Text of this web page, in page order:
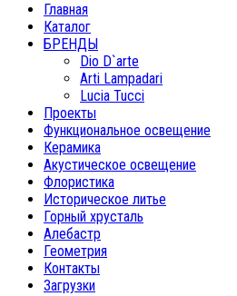
Главная
Каталог
БРЕНДЫ
Dio D`arte
Arti Lampadari
Lucia Tucci
Проекты
Функциональное освещение
Керамика
Акустическое освещение
Флористика
Историческое литье
Горный хрусталь
Алебастр
Геометрия
Контакты
Загрузки